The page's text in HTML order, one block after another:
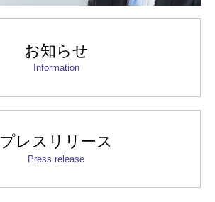
お知らせ
Information
プレスリリース
Press release